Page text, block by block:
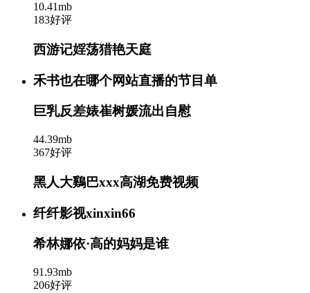
10.41mb
183好评
西游记婬荡猎艳天庭
禾书也在哪个网站直播的节目单
巨乳反差婊崔树媛流出自慰
44.39mb
367好评
黑人大鷄巴xxx高湖免费视频
纤纤影视xinxin66
希林娜依·高的妈妈是谁
91.93mb
206好评